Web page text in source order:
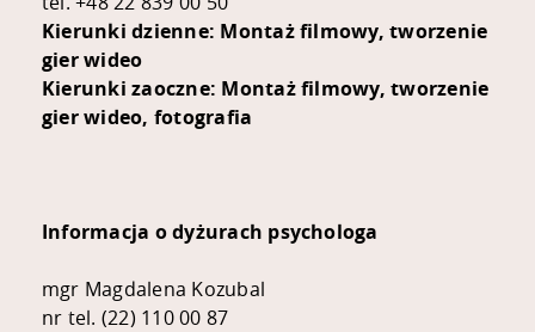
Kierunki dzienne: Montaż filmowy, tworzenie
gier wideo
Kierunki zaoczne: Montaż filmowy, tworzenie
gier wideo, fotografia
Informacja o dyżurach psychologa
mgr Magdalena Kozubal
nr tel. (22) 110 00 87